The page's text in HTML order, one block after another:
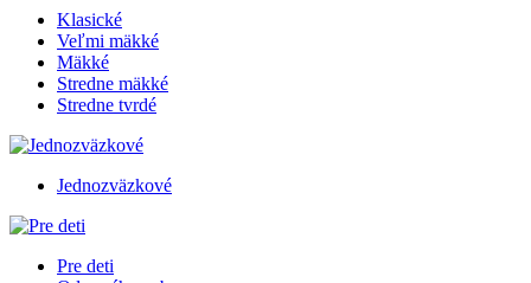
Klasické
Veľmi mäkké
Mäkké
Stredne mäkké
Stredne tvrdé
Jednozväzkové
Pre deti